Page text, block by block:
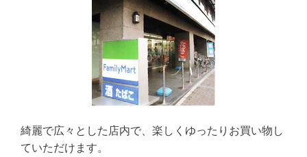
綺麗で広々とした店内で、楽しくゆったりお買い物し
ていただけます。